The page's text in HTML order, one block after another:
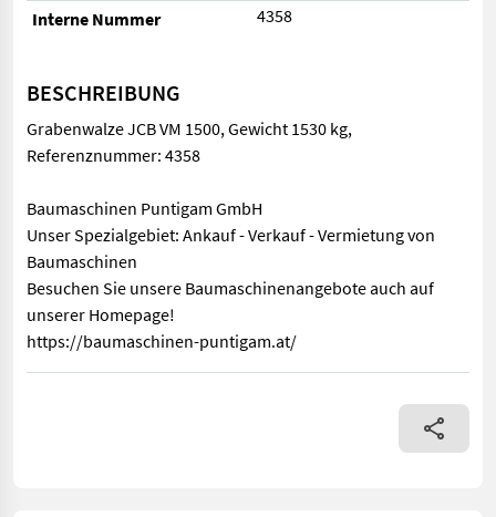
Interne Nummer
4358
BESCHREIBUNG
Grabenwalze JCB VM 1500, Gewicht 1530 kg,
Referenznummer: 4358
Baumaschinen Puntigam GmbH
Unser Spezialgebiet: Ankauf - Verkauf - Vermietung von
Baumaschinen
Besuchen Sie unsere Baumaschinenangebote auch auf
unserer Homepage!
https://baumaschinen-puntigam.at/
Grabenwalze JCB VM 1500, Gewicht 1530 kg,